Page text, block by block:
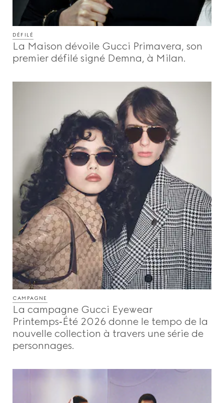
DÉFILÉ
La Maison dévoile Gucci Primavera, son
premier défilé signé Demna, à Milan.
CAMPAGNE
La campagne Gucci Eyewear
Printemps‑Été 2026 donne le tempo de la
nouvelle collection à travers une série de
personnages.